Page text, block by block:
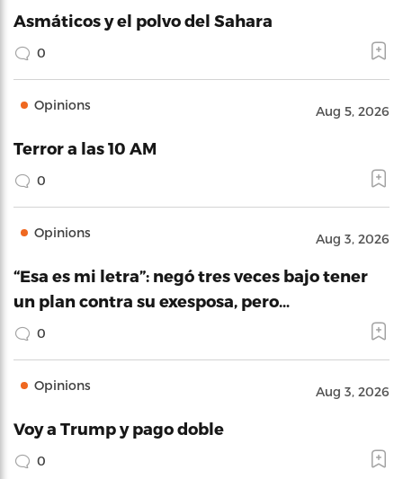
Asmáticos y el polvo del Sahara
0
Opinions Aug 5, 2026
Terror a las 10 AM
0
Opinions Aug 3, 2026
“Esa es mi letra”: negó tres veces bajo tener
un plan contra su exesposa, pero…
0
Opinions Aug 3, 2026
Voy a Trump y pago doble
0